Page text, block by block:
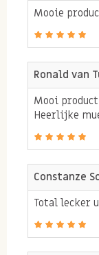
Mooie
Ronald van
Mooi
Heerlijke
Constanze
Total lecker